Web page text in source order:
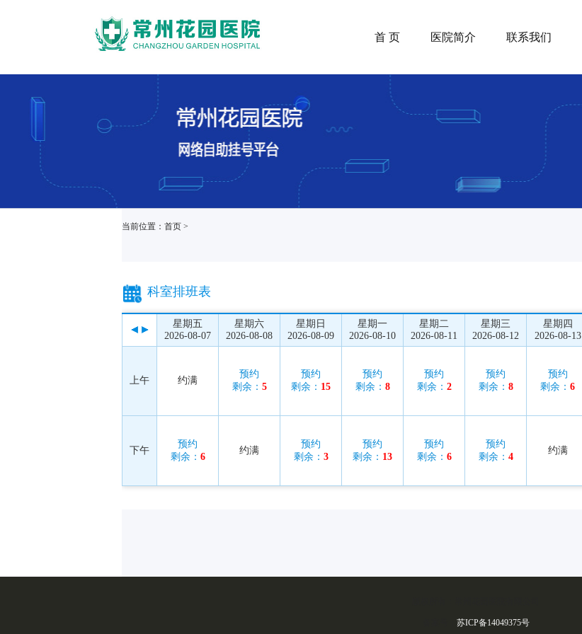
首 页 医院简介 联系我们
当前位置：首页 >
科室排班表
星期五
2026-08-07
星期六
2026-08-08
星期日
2026-08-09
星期一
2026-08-10
星期二
2026-08-11
星期三
2026-08-12
星期四
2026-08-13
上午 约满
预约
剩余： 5
预约
剩余： 15
预约
剩余： 8
预约
剩余： 2
预约
剩余： 8
预约
剩余： 6
下午
预约
剩余： 6
约满
预约
剩余： 3
预约
剩余： 13
预约
剩余： 6
预约
剩余： 4
约满
苏ICP备14049375号